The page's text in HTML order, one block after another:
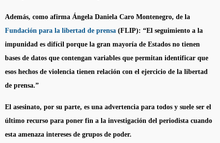
Además, como afirma Ángela Daniela Caro Montenegro, de la
Fundación para la libertad de prensa (FLIP): “El seguimiento a la
impunidad es difícil porque la gran mayoría de Estados no tienen
bases de datos que contengan variables que permitan identificar que
esos hechos de violencia tienen relación con el ejercicio de la libertad
de prensa.”
El asesinato, por su parte, es una advertencia para todos y suele ser el
último recurso para poner fin a la investigación del periodista cuando
esta amenaza intereses de grupos de poder.